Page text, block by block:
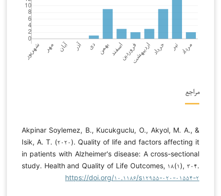
مراجع
Akpinar Soylemez, B., Kucukguclu, O., Akyol, M. A., &
Isik, A. T. (۲۰۲۰). Quality of life and factors affecting it
in patients with Alzheimer's disease: A cross-sectional
study. Health and Quality of Life Outcomes, ۱۸(۱), ۳۰۴.
https://doi.org/۱۰.۱۱۸۶/s۱۲۹۵۵-۰۲۰-۰۱۵۵۴-۲